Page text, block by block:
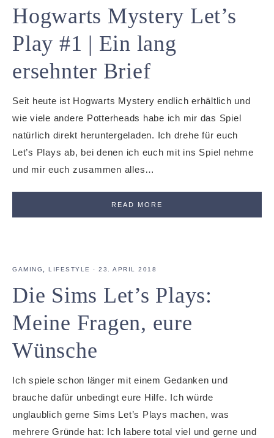
Hogwarts Mystery Let’s
Play #1 | Ein lang
ersehnter Brief
Seit heute ist Hogwarts Mystery endlich erhältlich und
wie viele andere Potterheads habe ich mir das Spiel
natürlich direkt heruntergeladen. Ich drehe für euch
Let’s Plays ab, bei denen ich euch mit ins Spiel nehme
und mir euch zusammen alles…
READ MORE
GAMING LIFESTYLE · 23. APRIL 2018
Die Sims Let’s Plays:
Meine Fragen, eure
Wünsche
Ich spiele schon länger mit einem Gedanken und
brauche dafür unbedingt eure Hilfe. Ich würde
unglaublich gerne Sims Let’s Plays machen, was
mehrere Gründe hat: Ich labere total viel und gerne und